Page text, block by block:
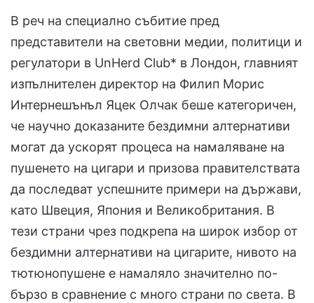
В реч на специално събитие пред
представители на световни медии, политици и
регулатори в UnHerd Club* в Лондон, главният
изпълнителен директор на Филип Морис
Интернешънъл Яцек Олчак беше категоричен,
че научно доказаните бездимни алтернативи
могат да ускорят процеса на намаляване на
пушенето на цигари и призова правителствата
да последват успешните примери на държави,
като Швеция, Япония и Великобритания. В
тези страни чрез подкрепа на широк избор от
бездимни алтернативи на цигарите, нивото на
тютюнопушене е намаляло значително по-
бързо в сравнение с много страни по света. В